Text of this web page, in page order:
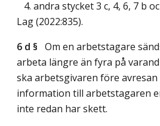
4. andra stycket 3 c, 4, 6, 7 b
Lag (2022:835).
6 d § Om en arbetstagare
arbeta längre än fyra på
ska arbetsgivaren före
information till arbetstagaren
inte redan har skett.